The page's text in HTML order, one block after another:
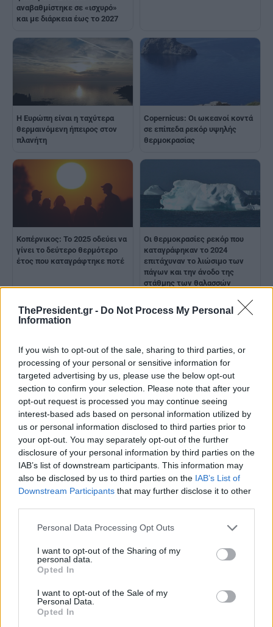
ThePresident.gr - Do Not Process My Personal
Information
If you wish to opt-out of the sale, sharing to third parties, or
processing of your personal or sensitive information for
targeted advertising by us, please use the below opt-out
section to confirm your selection. Please note that after your
opt-out request is processed you may continue seeing
interest-based ads based on personal information utilized by
us or personal information disclosed to third parties prior to
your opt-out. You may separately opt-out of the further
disclosure of your personal information by third parties on the
IAB’s list of downstream participants. This information may
also be disclosed by us to third parties on the IAB’s List of
Downstream Participants that may further disclose it to other
Personal Data Processing Opt Outs
I want to opt-out of the Sharing of my
personal data.
Opted In
I want to opt-out of the Sale of my
Personal Data.
Opted In
αναβαθμίστηκε σε «ισχυρό»
και με διάρκεια έως το 2027
Η Ευρώπη είναι η ταχύτερα
θερμαινόμενη ήπειρος στον
πλανήτη
Copernicus: Οι ωκεανοί κοντά
σε επίπεδα ρεκόρ υψηλής
θερμοκρασίας
Κοπέρνικος: Το 2025 οδεύει να
γίνει το δεύτερο θερμότερο
έτος που καταγράφτηκε ποτέ
Οι θερμοκρασίες ρεκόρ που
καταγράφηκαν το 2024
επιτάχυναν το λιώσιμο των
πάγων και την άνοδο της
στάθμης των θαλασσών
Κίνδυνος να ξεπεραστεί το
όριο του 1,5 βαθμού Κελσίου
για την άνοδο της
θερμοκρασίας ως το 2025
ΟΗΕ: Τα τέσσερα τελευταία
χρόνια, τα θερμότερα που
έχουν ποτέ καταγραφεί